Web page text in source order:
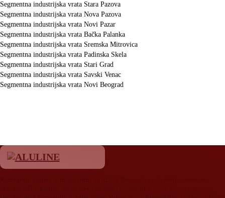
Segmentna industrijska vrata Stara Pazova
Segmentna industrijska vrata Nova Pazova
Segmentna industrijska vrata Novi Pazar
Segmentna industrijska vrata Bačka Palanka
Segmentna industrijska vrata Sremska Mitrovica
Segmentna industrijska vrata Padinska Skela
Segmentna industrijska vrata Stari Grad
Segmentna industrijska vrata Savski Venac
Segmentna industrijska vrata Novi Beograd